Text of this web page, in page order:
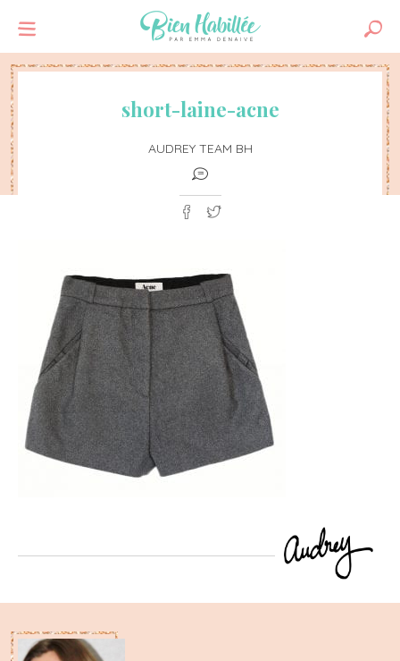
short-laine-acne
AUDREY TEAM BH